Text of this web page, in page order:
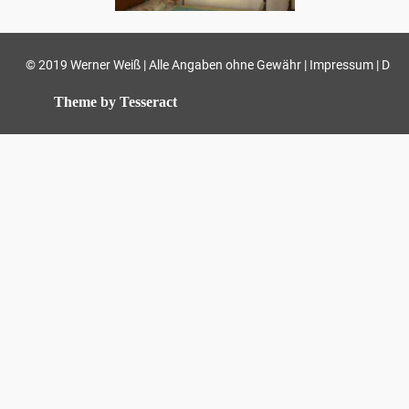
© 2019 Werner Weiß | Alle Angaben ohne Gewähr | Impressum |
Theme by Tesseract